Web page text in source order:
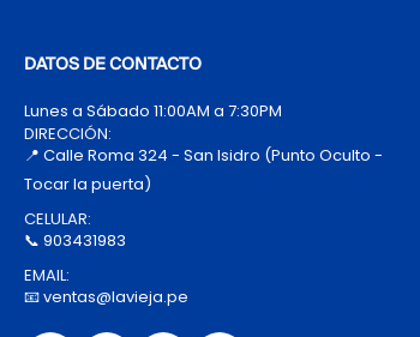
DATOS DE CONTACTO
Lunes a Sábado 11:00AM a 7:30PM
DIRECCIÓN:
📍 Calle Roma 324 - San Isidro (Punto Oculto -
Tocar la puerta)
CELULAR:
📞 903431983
EMAIL:
📧 ventas@lavieja.pe